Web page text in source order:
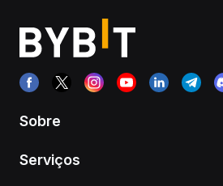
Sobre
Serviços